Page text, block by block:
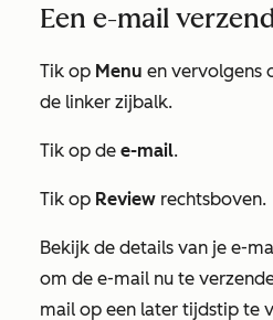
Een e-mail
Tik op Menu en vervolgens
de linker zijbalk.
Tik op de e-mail.
Tik op Review rechtsboven.
Bekijk de details van je e-
om de e-mail nu te
mail op een later tijdstip te